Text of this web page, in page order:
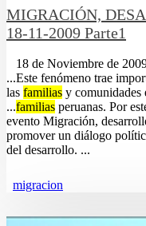
MIGRACIÓN,
18-11-2009 Parte1
18 de Noviembre de
...Este fenómeno trae
las familias y comunidades
...familias peruanas. Por
evento Migración,
promover un diálogo
del desarrollo. ...
migracion